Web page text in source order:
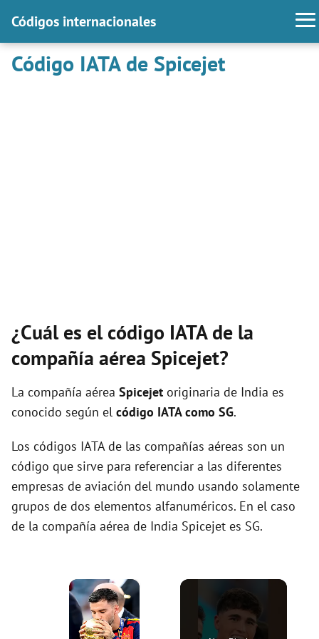
Códigos internacionales
Código IATA de Spicejet
¿Cuál es el código IATA de la
compañía aérea Spicejet?
La compañía aérea Spicejet originaria de India es
conocido según el código IATA como SG.
Los códigos IATA de las compañías aéreas son un
código que sirve para referenciar a las diferentes
empresas de aviación del mundo usando solamente
grupos de dos elementos alfanuméricos. En el caso
de la compañía aérea de India Spicejet es SG.
×